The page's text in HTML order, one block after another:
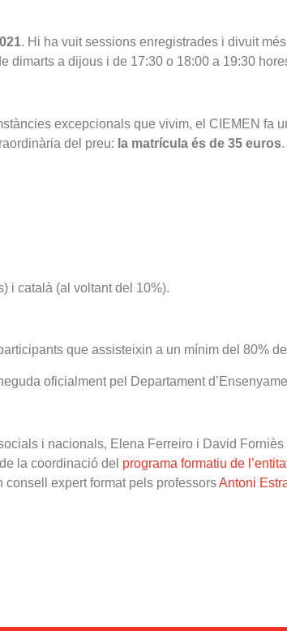
. Hi ha vuit sessions enregistrades i divuit
dimarts a dijous i de 17:30 o 18:00 a 19:30
excepcionals que vivim, el CIEMEN fa
del preu: la matrícula és de 35 euros
i català (al voltant del 10%).
que assisteixin a un mínim del 80%
oficialment pel Departament
i nacionals, Elena Ferreiro i David
la coordinació del programa formatiu de
consell expert format pels professorsAntoni